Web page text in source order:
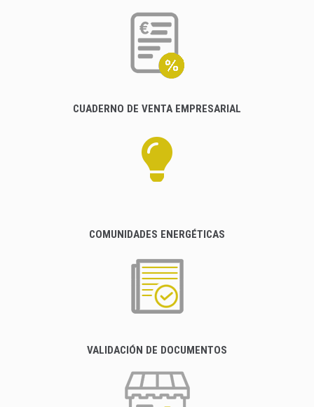
CUADERNO DE VENTA EMPRESARIAL
COMUNIDADES ENERGÉTICAS
VALIDACIÓN DE DOCUMENTOS